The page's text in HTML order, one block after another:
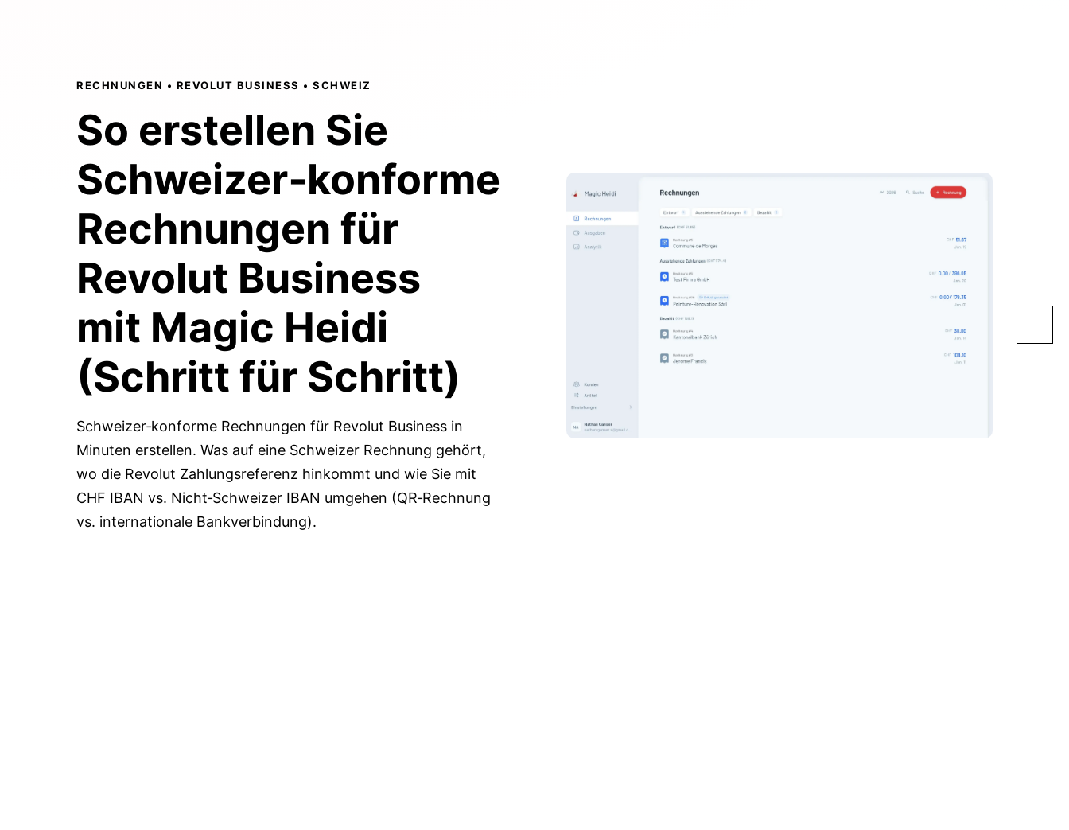
RECHNUNGEN • REVOLUT BUSINESS • SCHWEIZ
So erstellen Sie
Schweizer‑konforme
Rechnungen für
Revolut Business
mit Magic Heidi
(Schritt für Schritt)
Schweizer‑konforme Rechnungen für Revolut Business in
Minuten erstellen. Was auf eine Schweizer Rechnung gehört,
wo die Revolut Zahlungsreferenz hinkommt und wie Sie mit
CHF IBAN vs. Nicht‑Schweizer IBAN umgehen (QR‑Rechnung
vs. internationale Bankverbindung).